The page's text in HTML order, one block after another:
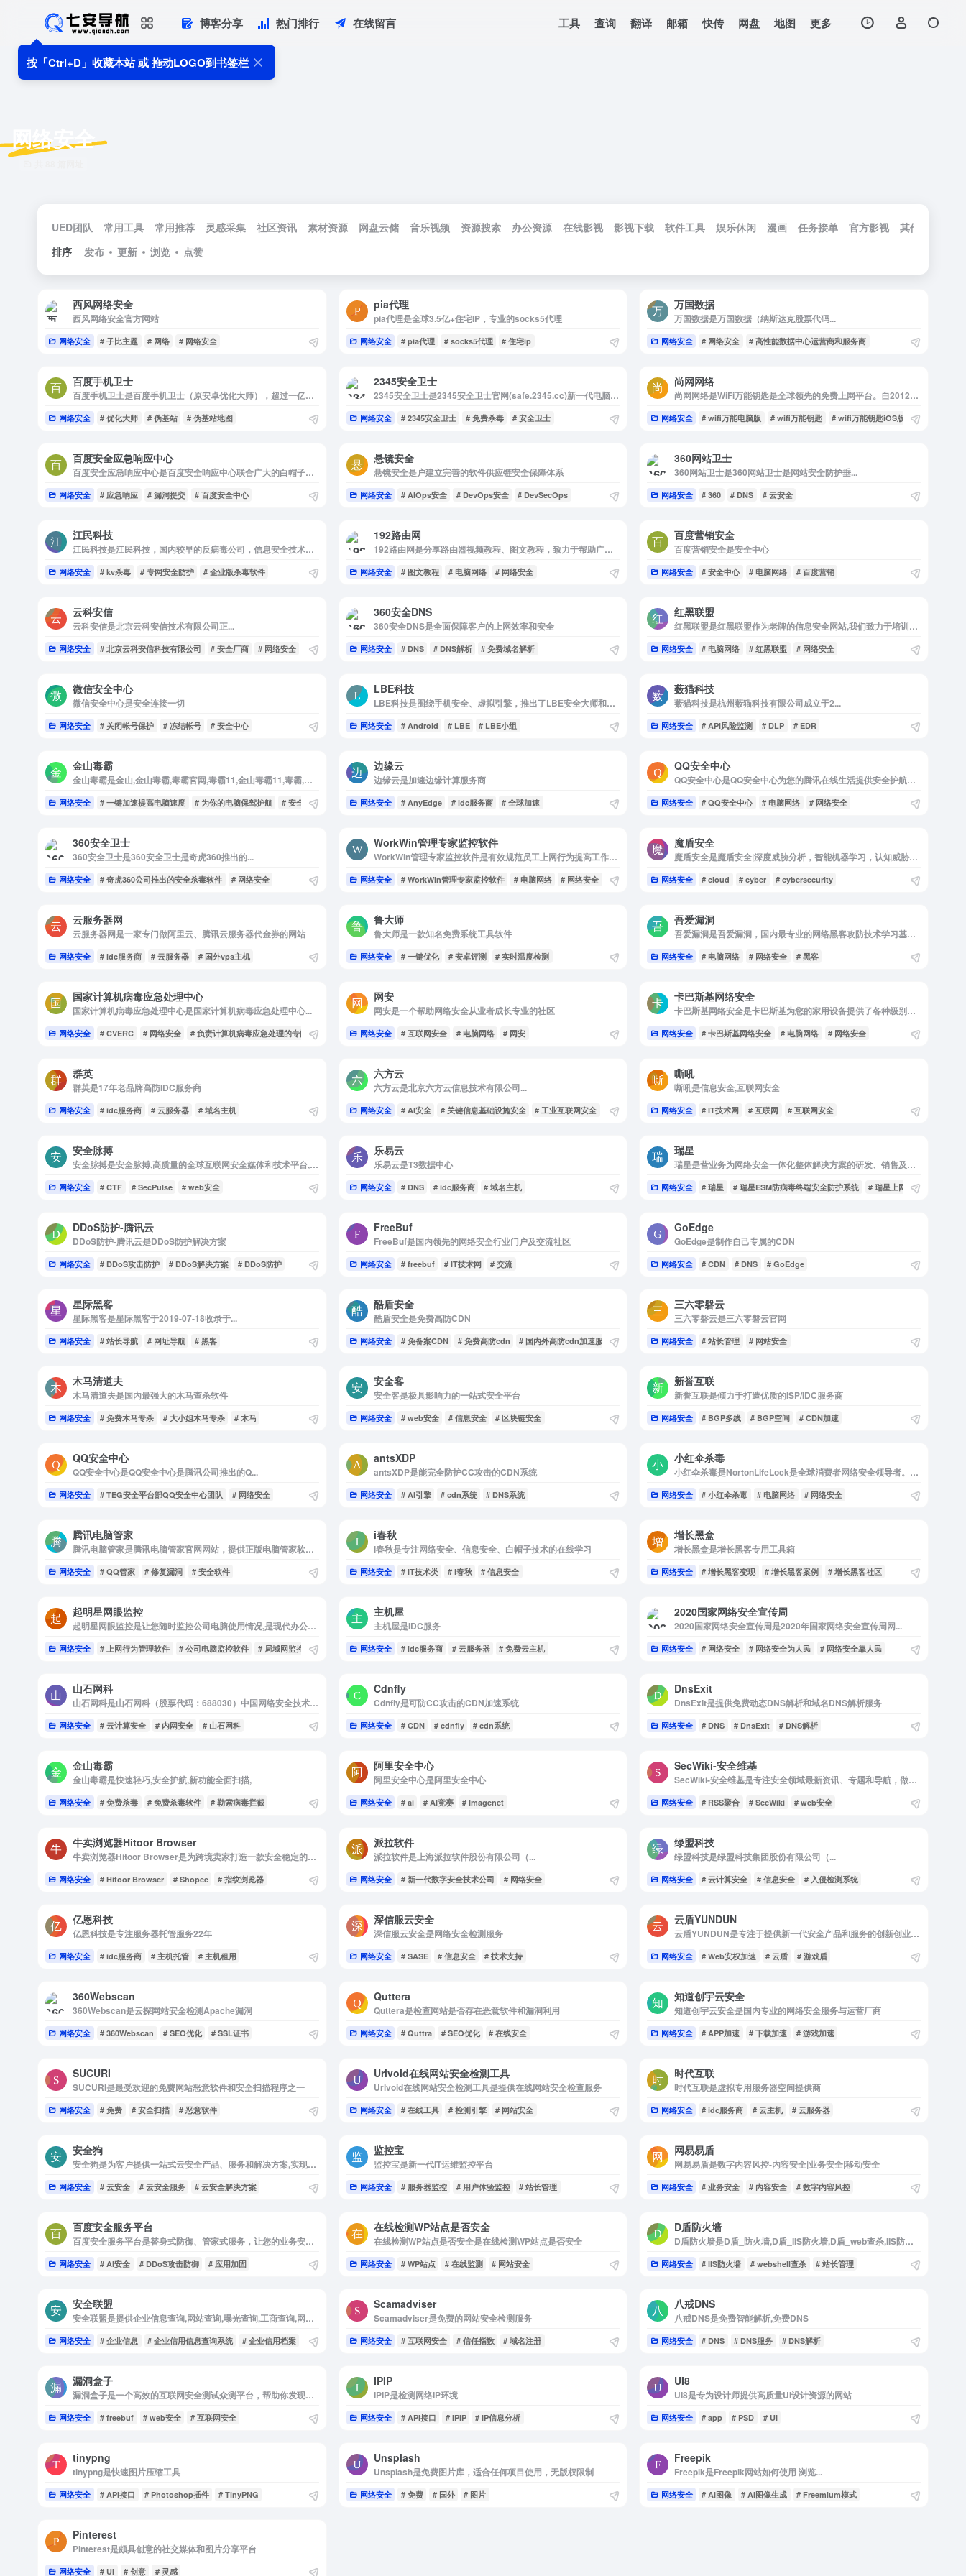
按「Ctrl+D」收藏本站 或 拖动LOGO到书签栏
博客分享 热门排行 在线留言 工具 查询 翻译 邮箱 快传 网盘 地图 更多
网络安全
UED团队 常用工具 常用推荐 灵感采集 社区资讯 素材资源 网盘云储 音乐视频 资源搜索 办公资源 在线影视 影视下载 软件工具 娱乐休闲 漫画 任务接单 官方影视 其他工具
排序
发布 更新 浏览 点赞
西风网络安全
西风网络安全官方网站
网络安全 # 子比主题 # 网络 # 网络安全
pia代理
pia代理是全球3.5亿+住宅IP，专业的socks5代理
网络安全 # pia代理 # socks5代理 # 住宅ip
万国数据
万国数据是万国数据（纳斯达克股票代码...
网络安全 # 网络安全 # 高性能数据中心运营商和服务商
百度手机卫士
百度手机卫士是百度手机卫士（原安卓优化大师），超过一亿人使用的手机安全工具。提供强大贴心的安全服务，更快更安心！
网络安全 # 优化大师 # 伪基站 # 伪基站地图
2345安全卫士
2345安全卫士是2345安全卫士官网(safe.2345.cc)新一代电脑安全专家，简单可信赖，安全更放心！官网立即下载2345安全卫士！全新杀毒引擎、海量安全云库、搭载小红伞引擎、深度清理电脑垃圾，提升...
网络安全 # 2345安全卫士 # 免费杀毒 # 安全卫士
尚网网络
尚网网络是WiFi万能钥匙是全球领先的免费上网平台。自2012年推出以来，WiFi万能钥匙始终致力于为用户提供免费、稳定、安全的上网服务。
网络安全 # wifi万能电脑版 # wifi万能钥匙 # wifi万能钥匙iOS版
百度安全应急响应中心
百度安全应急响应中心是百度安全响应中心联合广大的白帽子，以建设安全的互联网为己任!
网络安全 # 应急响应 # 漏洞提交 # 百度安全中心
悬镜安全
悬镜安全是户建立完善的软件供应链安全保障体系
网络安全 # AIOps安全 # DevOps安全 # DevSecOps
360网站卫士
360网站卫士是360网站卫士是网站安全防护垂...
网络安全 # 360 # DNS # 云安全
江民科技
江民科技是江民科技，国内较早的反病毒公司，信息安全技术开发商与服务提供商，亚洲反病毒协会会员单位。主营产品：单机版和网络版杀毒软件、赤豹防勒索系统、网络准入控制系统、防毒墙、病...
网络安全 # kv杀毒 # 专网安全防护 # 企业版杀毒软件
192路由网
192路由网是分享路由器视频教程、图文教程，致力于帮助广大用户
网络安全 # 图文教程 # 电脑网络 # 网络安全
百度营销安全
百度营销安全是安全中心
网络安全 # 安全中心 # 电脑网络 # 百度营销
云科安信
云科安信是北京云科安信技术有限公司正...
网络安全 # 北京云科安信科技有限公司 # 安全厂商 # 网络安全
360安全DNS
360安全DNS是全面保障客户的上网效率和安全
网络安全 # DNS # DNS解析 # 免费域名解析
红黑联盟
红黑联盟是红黑联盟作为老牌的信息安全网站,我们致力于培训电脑技术高手.网站集网络安全,系统网络,编程开发,网站建设等频道于一体,为您提供从基础到高端的信息技术学习平台
网络安全 # 电脑网络 # 红黑联盟 # 网络安全
微信安全中心
微信安全中心是安全连接一切
网络安全 # 关闭帐号保护 # 冻结帐号 # 安全中心
LBE科技
LBE科技是围绕手机安全、虚拟引擎，推出了LBE安全大师和LBE平行空间等知名产品
网络安全 # Android # LBE # LBE小组
薮猫科技
薮猫科技是杭州薮猫科技有限公司成立于2...
网络安全 # API风险监测 # DLP # EDR
金山毒霸
金山毒霸是金山,金山毒霸,毒霸官网,毒霸11,金山毒霸11,毒霸,杀毒,杀毒软件,金山杀毒,免费杀毒,杀毒工具,软件管理,异常修复
网络安全 # 一键加速提高电脑速度 # 为你的电脑保驾护航 # 安全护航
边缘云
边缘云是加速边缘计算服务商
网络安全 # AnyEdge # idc服务商 # 全球加速
QQ安全中心
QQ安全中心是QQ安全中心为您的腾讯在线生活提供安全护航。在这里，您可以管理您的帐号密码、密保，为Q币、游戏装备、QQ开启保护，还可以获得最新的安全资讯。
网络安全 # QQ安全中心 # 电脑网络 # 网络安全
360安全卫士
360安全卫士是360安全卫士是奇虎360推出的...
网络安全 # 奇虎360公司推出的安全杀毒软件 # 网络安全
WorkWin管理专家监控软件
WorkWin管理专家监控软件是有效规范员工上网行为提高工作效率
网络安全 # WorkWin管理专家监控软件 # 电脑网络 # 网络安全
魔盾安全
魔盾安全是魔盾安全|深度威胁分析，智能机器学习，认知威胁情报驱动的网络，邮件与终端安全
网络安全 # cloud # cyber # cybersecurity
云服务器网
云服务器网是一家专门做阿里云、腾讯云服务器代金券的网站
网络安全 # idc服务商 # 云服务器 # 国外vps主机
鲁大师
鲁大师是一款知名免费系统工具软件
网络安全 # 一键优化 # 安卓评测 # 实时温度检测
吾爱漏洞
吾爱漏洞是吾爱漏洞，国内最专业的网络黑客攻防技术学习基地，免费最新的黑客教程分享！
网络安全 # 电脑网络 # 网络安全 # 黑客
国家计算机病毒应急处理中心
国家计算机病毒应急处理中心是国家计算机病毒应急处理中心...
网络安全 # CVERC # 网络安全 # 负责计算机病毒应急处理的专门机构
网安
网安是一个帮助网络安全从业者成长专业的社区
网络安全 # 互联网安全 # 电脑网络 # 网安
卡巴斯基网络安全
卡巴斯基网络安全是卡巴斯基为您的家用设备提供了各种级别的保护，帮它们摆脱病毒和在线威胁的侵扰。探索最适合您的产品。
网络安全 # 卡巴斯基网络安全 # 电脑网络 # 网络安全
群英
群英是17年老品牌高防IDC服务商
网络安全 # idc服务商 # 云服务器 # 域名主机
六方云
六方云是北京六方云信息技术有限公司...
网络安全 # AI安全 # 关键信息基础设施安全 # 工业互联网安全
嘶吼
嘶吼是信息安全,互联网安全
网络安全 # IT技术网 # 互联网 # 互联网安全
安全脉搏
安全脉搏是安全脉搏,高质量的全球互联网安全媒体和技术平台,安全爱好者们交流与分享前沿安全技术的最佳社区。分享技术，悦享品质，关注安全，深耕安全是安全脉搏多年来不变的宗旨和初心。Sec...
网络安全 # CTF # SecPulse # web安全
乐易云
乐易云是T3数据中心
网络安全 # DNS # idc服务商 # 域名主机
瑞星
瑞星是营业务为网络安全一体化整体解决方案的研发、销售及相关增值服务。
网络安全 # 瑞星 # 瑞星ESM防病毒终端安全防护系统 # 瑞星上网行为管理系统
DDoS防护-腾讯云
DDoS防护-腾讯云是DDoS防护解决方案
网络安全 # DDoS攻击防护 # DDoS解决方案 # DDoS防护
FreeBuf
FreeBuf是国内领先的网络安全行业门户及交流社区
网络安全 # freebuf # IT技术网 # 交流
GoEdge
GoEdge是制作自己专属的CDN
网络安全 # CDN # DNS # GoEdge
星际黑客
星际黑客是星际黑客于2019-07-18收录于...
网络安全 # 站长导航 # 网址导航 # 黑客
酷盾安全
酷盾安全是免费高防CDN
网络安全 # 免备案CDN # 免费高防cdn # 国内外高防cdn加速服务
三六零磐云
三六零磐云是三六零磐云官网
网络安全 # 站长管理 # 网站安全
木马清道夫
木马清道夫是国内最强大的木马查杀软件
网络安全 # 免费木马专杀 # 大小姐木马专杀 # 木马
安全客
安全客是极具影响力的一站式安全平台
网络安全 # web安全 # 信息安全 # 区块链安全
新誉互联
新誉互联是倾力于打造优质的ISP/IDC服务商
网络安全 # BGP多线 # BGP空间 # CDN加速
QQ安全中心
QQ安全中心是QQ安全中心是腾讯公司推出的Q...
网络安全 # TEG安全平台部QQ安全中心团队 # 网络安全
antsXDP
antsXDP是能完全防护CC攻击的CDN系统
网络安全 # AI引擎 # cdn系统 # DNS系统
小红伞杀毒
小红伞杀毒是NortonLifeLock是全球消费者网络安全领导者。我们认为，只有当人们确保在线安全时，数字世界才能真正发挥赋能作用。四十多年来，我们在网络安全和身份盗用防护领域的丰富经验，有...
网络安全 # 小红伞杀毒 # 电脑网络 # 网络安全
腾讯电脑管家
腾讯电脑管家是腾讯电脑管家官网网站，提供正版电脑管家软件下载，最大的安全云库，全新的杀毒引擎，深度清理电脑垃圾，为电脑重回巅峰状态，更有账号宝专版，10倍提升QQ防盗号能力。
网络安全 # QQ管家 # 修复漏洞 # 安全软件
i春秋
i春秋是专注网络安全、信息安全、白帽子技术的在线学习
网络安全 # IT技术类 # i春秋 # 信息安全
增长黑盒
增长黑盒是增长黑客专用工具箱
网络安全 # 增长黑客变现 # 增长黑客案例 # 增长黑客社区
起明星网眼监控
起明星网眼监控是让您随时监控公司电脑使用情况,是现代办公效率之源!
网络安全 # 上网行为管理软件 # 公司电脑监控软件 # 局域网监控软件
主机屋
主机屋是IDC服务
网络安全 # idc服务商 # 云服务器 # 免费云主机
2020国家网络安全宣传周
2020国家网络安全宣传周是2020年国家网络安全宣传周网...
网络安全 # 网络安全 # 网络安全为人民 # 网络安全靠人民
山石网科
山石网科是山石网科（股票代码：688030）中国网络安全技术创新领导厂商。提供具备全方位、更智能、零打扰的边界安全、云安全、数据安全、内网安全等领域的产品和解决方案。
网络安全 # 云计算安全 # 内网安全 # 山石网科
Cdnfly
Cdnfly是可防CC攻击的CDN加速系统
网络安全 # CDN # cdnfly # cdn系统
DnsExit
DnsExit是提供免费动态DNS解析和域名DNS解析服务
网络安全 # DNS # DnsExit # DNS解析
金山毒霸
金山毒霸是快速轻巧,安全护航,新功能全面扫描,
网络安全 # 免费杀毒 # 免费杀毒软件 # 勒索病毒拦截
阿里安全中心
阿里安全中心是阿里安全中心
网络安全 # ai # AI竞赛 # Imagenet
SecWiki-安全维基
SecWiki-安全维基是专注安全领域最新资讯、专题和导航，做高质量聚合与评论
网络安全 # RSS聚合 # SecWiki # web安全
牛卖浏览器Hitoor Browser
牛卖浏览器Hitoor Browser是为跨境卖家打造一款安全稳定的超级浏览器
网络安全 # Hitoor Browser # Shopee # 指纹浏览器
派拉软件
派拉软件是上海派拉软件股份有限公司（...
网络安全 # 新一代数字安全技术公司 # 网络安全
绿盟科技
绿盟科技是绿盟科技集团股份有限公司（...
网络安全 # 云计算安全 # 信息安全 # 入侵检测系统
亿恩科技
亿恩科技是专注服务器托管服务22年
网络安全 # idc服务商 # 主机托管 # 主机租用
深信服云安全
深信服云安全是网络安全检测服务
网络安全 # SASE # 信息安全 # 技术支持
云盾YUNDUN
云盾YUNDUN是专注于提供新一代安全产品和服务的创新创业企业
网络安全 # Web安权加速 # 云盾 # 游戏盾
360Webscan
360Webscan是云探网站安全检测Apache漏洞
网络安全 # 360Webscan # SEO优化 # SSL证书
Quttera
Quttera是检查网站是否存在恶意软件和漏洞利用
网络安全 # Quttra # SEO优化 # 在线安全
知道创宇云安全
知道创宇云安全是国内专业的网络安全服务与运营厂商
网络安全 # APP加速 # 下载加速 # 游戏加速
SUCURI
SUCURI是最受欢迎的免费网站恶意软件和安全扫描程序之一
网络安全 # 免费 # 安全扫描 # 恶意软件
Urlvoid在线网站安全检测工具
Urlvoid在线网站安全检测工具是提供在线网站安全检查服务
网络安全 # 在线工具 # 检测引擎 # 网站安全
时代互联
时代互联是虚拟专用服务器空间提供商
网络安全 # idc服务商 # 云主机 # 云服务器
安全狗
安全狗是为客户提供一站式云安全产品、服务和解决方案,实现服务器
网络安全 # 云安全 # 云安全服务 # 云安全解决方案
监控宝
监控宝是新一代IT运维监控平台
网络安全 # 服务器监控 # 用户体验监控 # 站长管理
网易易盾
网易易盾是数字内容风控-内容安全|业务安全|移动安全
网络安全 # 业务安全 # 内容安全 # 数字内容风控
百度安全服务平台
百度安全服务平台是替身式防御、管家式服务，让您的业务安全无忧
网络安全 # AI安全 # DDoS攻击防御 # 应用加固
在线检测WP站点是否安全
在线检测WP站点是否安全是在线检测WP站点是否安全
网络安全 # WP站点 # 在线监测 # 网站安全
D盾防火墙
D盾防火墙是D盾_防火墙,D盾_IIS防火墙,D盾_web查杀,IIS防火墙,webshell查杀,
网络安全 # IIS防火墙 # webshell查杀 # 站长管理
安全联盟
安全联盟是提供企业信息查询,网站查询,曝光查询,工商查询,网站解封,信用查询,公司查询等相关信息查询！
网络安全 # 企业信息 # 企业信用信息查询系统 # 企业信用档案
Scamadviser
Scamadviser是免费的网站安全检测服务
网络安全 # 互联网安全 # 信任指数 # 域名注册
八戒DNS
八戒DNS是免费智能解析,免费DNS
网络安全 # DNS # DNS服务 # DNS解析
漏洞盒子
漏洞盒子是一个高效的互联网安全测试众测平台，帮助你发现产品中潜在的安全漏洞
网络安全 # freebuf # web安全 # 互联网安全
IPIP
IPIP是检测网络IP环境
网络安全 # API接口 # IPIP # IP信息分析
UI8
UI8是专为设计师提供高质量UI设计资源的网站
网络安全 # app # PSD # UI
tinypng
tinypng是快速图片压缩工具
网络安全 # API接口 # Photoshop插件 # TinyPNG
Unsplash
Unsplash是免费图片库，适合任何项目使用，无版权限制
网络安全 # 免费 # 国外 # 图片
Freepik
Freepik是Freepik网站如何使用 浏览...
网络安全 # AI图像 # AI图像生成 # Freemium模式
Pinterest
Pinterest是颇具创意的社交媒体和图片分享平台
网络安全 # UI # 创意 # 灵感